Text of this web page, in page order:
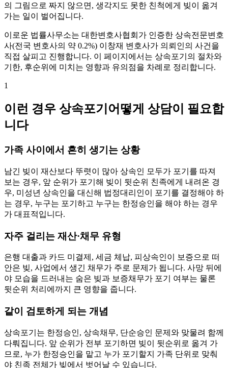
의 그림으로 짜지 않으면, 생각지도 못한 친척에게 빚이 옮겨
가는 일이 벌어집니다.
이로운 법률사무소는 대한변호사협회가 인증한 상속전문변호
사(전국 변호사의 약 0.2%) 이창재 변호사가 의뢰인의 사건을
직접 살피고 진행합니다. 이 페이지에서는 상속포기의 절차와
기한, 후순위에 미치는 영향과 유의점을 차례로 정리합니다.
1
이런 경우 상속포기어떻게 상담이 필요합
니다
가족 사이에서 흔히 생기는 상황
남긴 빚이 재산보다 뚜렷이 많아 상속인 모두가 포기를 따져
보는 경우, 앞 순위가 포기해 빚이 뒷순위 친족에게 내려온 경
우, 미성년 상속인을 대신해 법정대리인이 포기를 결정해야 하
는 경우, 누구는 포기하고 누구는 한정승인을 해야 하는 경우
가 대표적입니다.
자주 걸리는 재산·채무 유형
은행 대출과 카드 미결제, 세금 체납, 피상속인이 보증으로 떠
안은 빚, 사업에서 생긴 채무가 주로 문제가 됩니다. 사망 뒤에
야 모습을 드러내는 숨은 빚과 보증채무가 포기 여부는 물론
뒷순위 처리에까지 큰 영향을 줍니다.
같이 검토하게 되는 개념
상속포기는 한정승인, 상속채무, 단순승인 문제와 맞물려 함께
다뤄집니다. 앞 순위가 전부 포기하면 빚이 뒷순위로 옮겨 가
므로, 누가 한정승인을 맡고 누가 포기할지 가족 단위로 맞춰
야 친족 전체가 빚에서 벗어날 수 있습니다.